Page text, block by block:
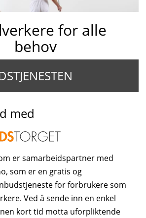
for alle
behov
med
er samarbeidspartner med
som er en gratis og
for forbrukere som
Ved å sende inn en enkel
kort tid motta uforpliktende